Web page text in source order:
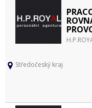
Středočeský kraj